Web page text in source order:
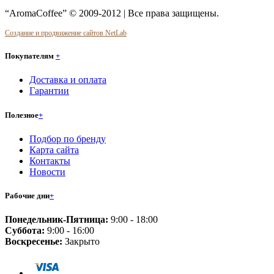
“AromaCoffee” © 2009-2012 | Все права защищены.
Создание и продвижение сайтов NetLab
Покупателям +
Доставка и оплата
Гарантии
Полезное+
Подбор по бренду
Карта сайта
Контакты
Новости
Рабочие дни+
Понедельник-Пятница: 9:00 - 18:00
Суббота: 9:00 - 16:00
Воскресенье: Закрыто